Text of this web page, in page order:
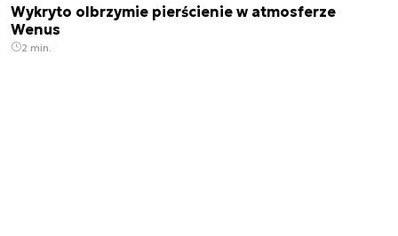
Wykryto olbrzymie pierścienie w atmosferze
Wenus
2 min.